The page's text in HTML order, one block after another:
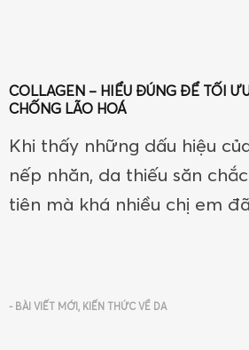
COLLAGEN – HIỂU ĐÚNG ĐỂ TỐI
CHỐNG LÃO HOÁ
Khi thấy những dấu hiệu
nếp nhăn, da thiếu săn
tiên mà khá nhiều chị em
- BÀI VIẾT MỚI, KIẾN THỨC VỀ DA